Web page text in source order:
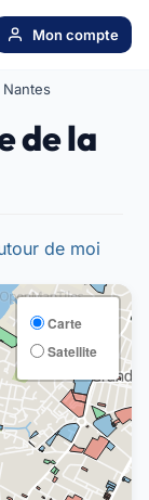
Mon compte
de la
de moi
Carte
Satellite